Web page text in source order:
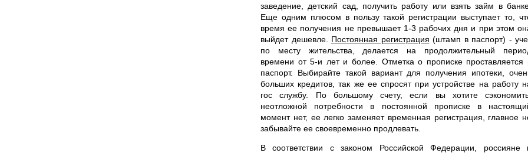
заведение, детский сад, получить работу или взять займ в
Еще одним плюсом в пользу такой регистрации выступает то,
время ее получения не превышает 1-3 рабочих дня и при этом
выйдет дешевле. Постоянная регистрация (штамп в паспорт) -
по месту жительства, делается на продолжительный
времени от 5-и лет и более. Отметка о прописке проставляется
паспорт. Выбирайте такой вариант для получения ипотеки,
больших кредитов, так же ее спросят при устройстве на работу
гос службу. По большому счету, если вы хотите
неотложной потребности в постоянной прописке в
момент нет, ее легко заменяет временная регистрация, главное
забывайте ее своевременно продлевать.
В соответствии с законом Российской Федерации, россияне